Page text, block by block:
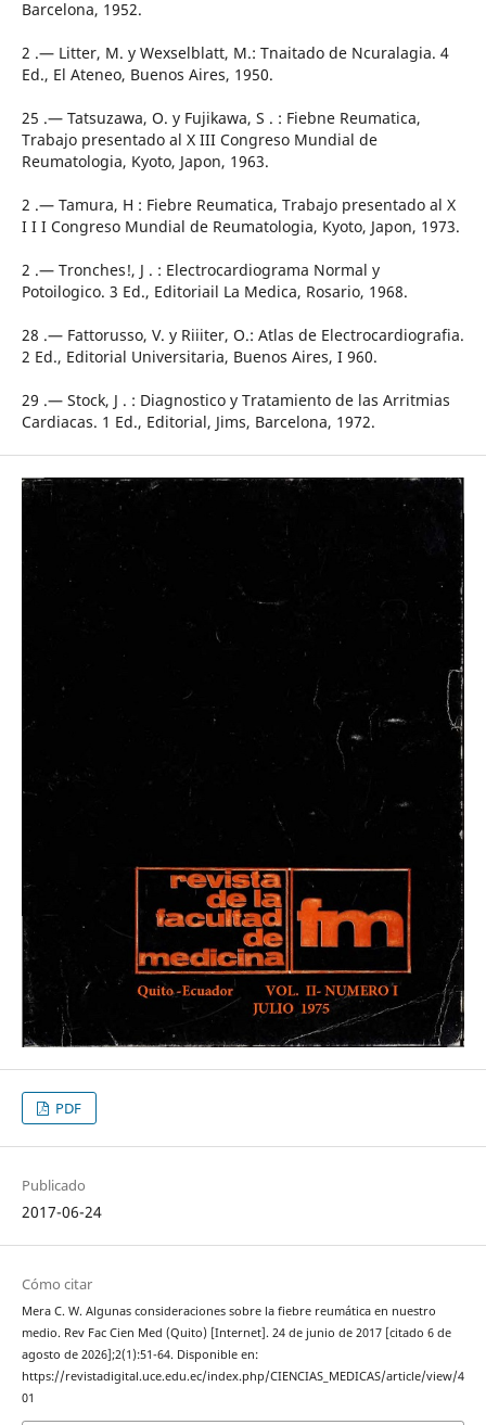
Barcelona, 1952.
2 .— Litter, M. y Wexselblatt, M.: Tnaitado de Ncuralagia. 4
Ed., El Ateneo, Buenos Aires, 1950.
25 .— Tatsuzawa, O. y Fujikawa, S . : Fiebne Reumatica,
Trabajo presentado al X III Congreso Mundial de
Reumatologia, Kyoto, Japon, 1963.
2 .— Tamura, H : Fiebre Reumatica, Trabajo presentado al X
I I I Congreso Mundial de Reumatologia, Kyoto, Japon, 1973.
2 .— Tronches!, J . : Electrocardiograma Normal y
Potoilogico. 3 Ed., Editoriail La Medica, Rosario, 1968.
28 .— Fattorusso, V. y Riiiter, O.: Atlas de Electrocardiografia.
2 Ed., Editorial Universitaria, Buenos Aires, I 960.
29 .— Stock, J . : Diagnostico y Tratamiento de las Arritmias
Cardiacas. 1 Ed., Editorial, Jims, Barcelona, 1972.
PDF
Publicado
2017-06-24
Cómo citar
Mera C. W. Algunas consideraciones sobre la fiebre reumática en nuestro
medio. Rev Fac Cien Med (Quito) [Internet]. 24 de junio de 2017 [citado 6 de
agosto de 2026];2(1):51-64. Disponible en:
https://revistadigital.uce.edu.ec/index.php/CIENCIAS_MEDICAS/article/view/4
01